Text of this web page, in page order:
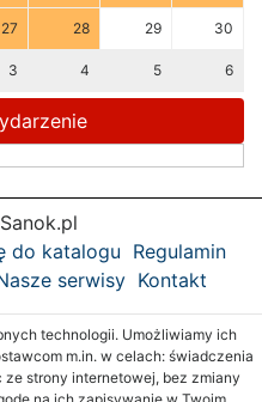
27 28 29 30
3 4 5 6
do katalogu Regulamin
serwisy Kontakt
technologii. Umożliwiamy ich
m.in. w celach: świadczenia
ze strony internetowej, bez zmiany